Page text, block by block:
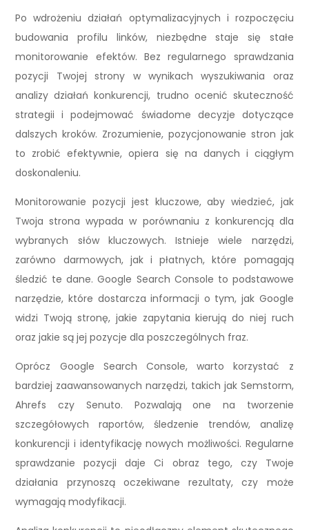
Po wdrożeniu działań optymalizacyjnych i rozpoczęciu
budowania profilu linków, niezbędne staje się stałe
monitorowanie efektów. Bez regularnego sprawdzania
pozycji Twojej strony w wynikach wyszukiwania oraz
analizy działań konkurencji, trudno ocenić skuteczność
strategii i podejmować świadome decyzje dotyczące
dalszych kroków. Zrozumienie, pozycjonowanie stron jak
to zrobić efektywnie, opiera się na danych i ciągłym
doskonaleniu.
Monitorowanie pozycji jest kluczowe, aby wiedzieć, jak
Twoja strona wypada w porównaniu z konkurencją dla
wybranych słów kluczowych. Istnieje wiele narzędzi,
zarówno darmowych, jak i płatnych, które pomagają
śledzić te dane. Google Search Console to podstawowe
narzędzie, które dostarcza informacji o tym, jak Google
widzi Twoją stronę, jakie zapytania kierują do niej ruch
oraz jakie są jej pozycje dla poszczególnych fraz.
Oprócz Google Search Console, warto korzystać z
bardziej zaawansowanych narzędzi, takich jak Semstorm,
Ahrefs czy Senuto. Pozwalają one na tworzenie
szczegółowych raportów, śledzenie trendów, analizę
konkurencji i identyfikację nowych możliwości. Regularne
sprawdzanie pozycji daje Ci obraz tego, czy Twoje
działania przynoszą oczekiwane rezultaty, czy może
wymagają modyfikacji.